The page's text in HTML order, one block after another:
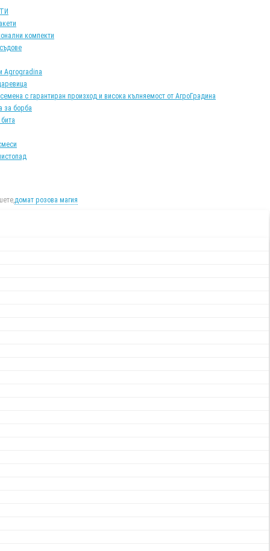
компекти
Agrogradina
с гарантиран произход и висока кълняемост от АгроГрадина
за борба
домат розова магия